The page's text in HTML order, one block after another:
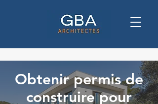
Obtenir permis de
construire pour